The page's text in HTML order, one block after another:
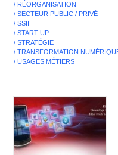
/ RÉORGANISATION
/ SECTEUR PUBLIC / PRIVÉ
/ SSII
/ START-UP
/ STRATÉGIE
/ TRANSFORMATION
/ USAGES MÉTIERS